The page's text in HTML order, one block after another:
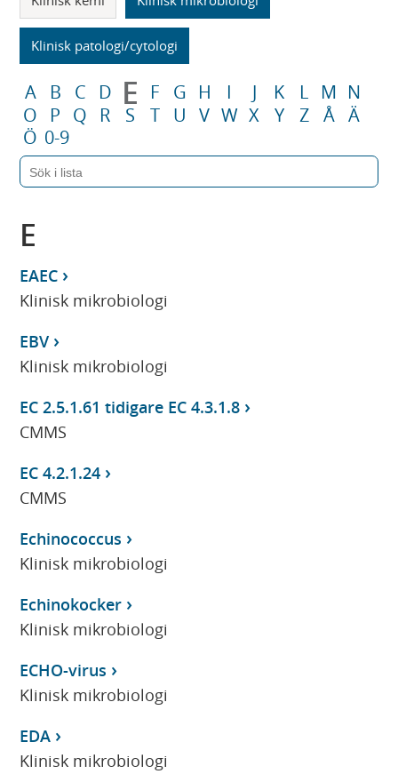
Klinisk patologi/cytologi
A B C D E F G H I J K L M N
O
P Q R S T U V W X Y Z Å Ä
Ö 0-9
E
EAEC
Klinisk mikrobiologi
EBV
Klinisk mikrobiologi
EC 2.5.1.61 tidigare EC 4.3.1.8
CMMS
EC 4.2.1.24
CMMS
Echinococcus
Klinisk mikrobiologi
Echinokocker
Klinisk mikrobiologi
ECHO-virus
Klinisk mikrobiologi
EDA
Klinisk mikrobiologi